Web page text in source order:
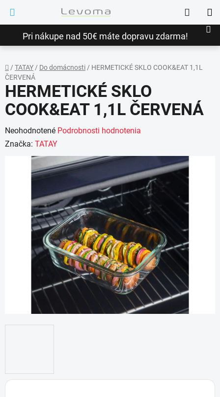
obsah
Pri nákupe nad 50€ máte dopravu zdarma!
Hľadať
Domov
/ TATAY/ Do domácnosti/ HERMETICKÉ SKLO COOK&EAT 1,1L
ČERVENÁ
HERMETICKÉ SKLO
COOK&EAT 1,1L ČERVENÁ
Priemerné
hodnotenie
produktu
hviezdičiek.
Neohodnotené Podrobnosti hodnotenia
Značka: TATAY